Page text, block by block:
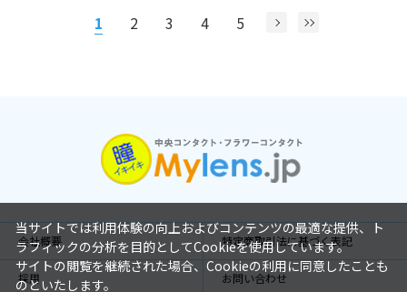
1 2 3 4 5
会社概要 特定商取引法に基づく表記
採用 お問い合わせ
当サイトでは利用体験の向上およびコンテンツの最適な提供、ト
ラフィックの分析を目的としてCookieを使用しています。
サイトの閲覧を継続された場合、Cookieの利用に同意したことも
のといたします。